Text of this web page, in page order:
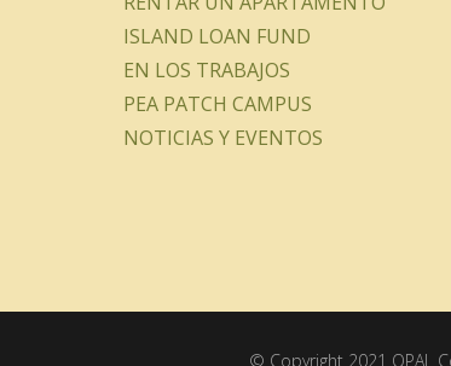
ISLAND LOAN FUND
EN LOS TRABAJOS
PEA PATCH CAMPUS
NOTICIAS Y EVENTOS
© Copyright 2021 OPAL